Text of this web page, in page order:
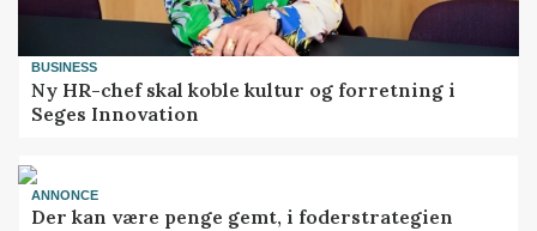
BUSINESS
Ny HR-chef skal koble kultur og forretning i
Seges Innovation
ANNONCE
Der kan være penge gemt, i foderstrategien